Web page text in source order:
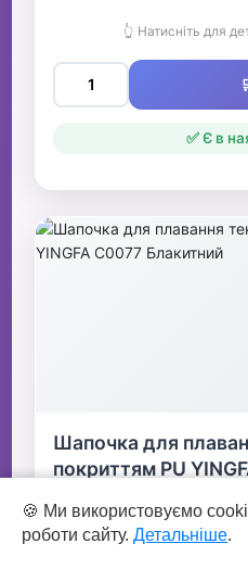
👆 Натисніть для
✅ Є в
Шапочка для
покриттям PU
299 грн
🍪 Ми використовуємо
роботи сайту. Детальніше.